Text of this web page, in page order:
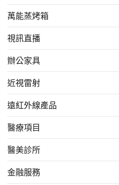
萬能蒸烤箱
視訊直播
辦公家具
近視雷射
遠紅外線產品
醫療項目
醫美診所
金融服務